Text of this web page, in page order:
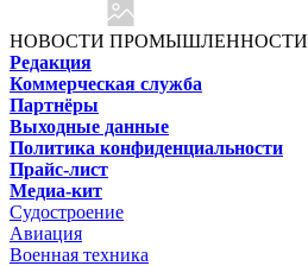
НОВОСТИ ПРОМЫШЛЕННОСТИ
Редакция
Коммерческая служба
Партнёры
Выходные данные
Политика конфиденциальности
Прайс-лист
Медиа-кит
Судостроение
Авиация
Военная техника